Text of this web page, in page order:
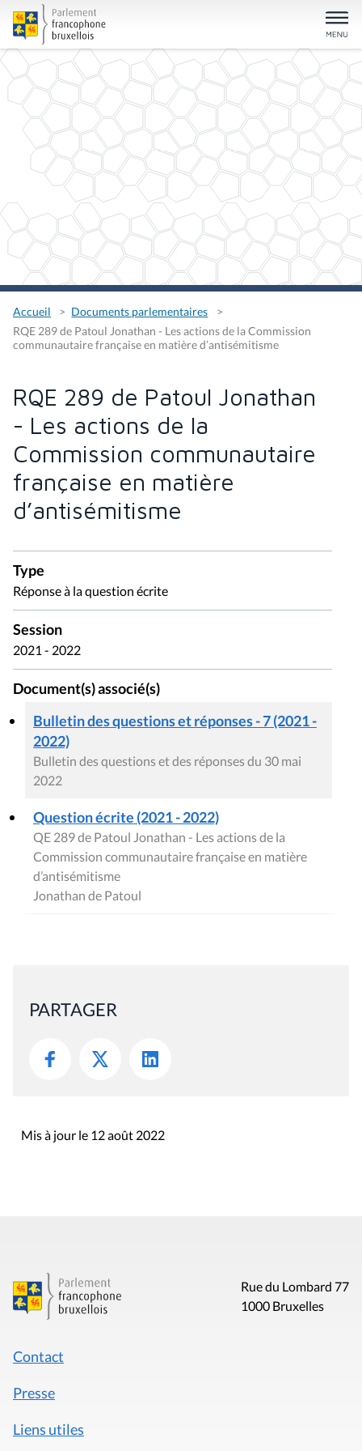
Accueil
Documents parlementaires
RQE 289 de Patoul Jonathan - Les actions de la Commission
communautaire française en matière d’antisémitisme
RQE 289 de Patoul Jonathan
- Les actions de la
Commission communautaire
française en matière
d’antisémitisme
Type
Réponse à la question écrite
Session
2021 - 2022
Document(s) associé(s)
Bulletin des questions et réponses - 7 (2021 -
2022)
Bulletin des questions et des réponses du 30 mai
2022
Question écrite (2021 - 2022)
QE 289 de Patoul Jonathan - Les actions de la
Commission communautaire française en matière
d’antisémitisme
Jonathan de Patoul
PARTAGER
Mis à jour le 12 août 2022
Rue du Lombard 77
1000 Bruxelles
Contact
Presse
Liens utiles